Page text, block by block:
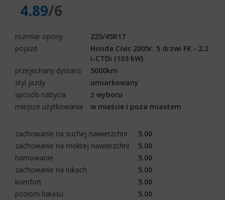
4.89/6
rozmiar opony
225/45R17
pojazd
Honda Civic 2005r. 5 drzwi FK - 2.2
i-CTDi (103 kW)
przejechany dystans
5000km
styl jazdy
umiarkowany
sposób nabycia
z wyboru
miejsce użytkowania
w mieście i poza miastem
zachowanie na suchej nawierzchni
5.00
zachowanie na mokrej nawierzchni
5.00
hamowanie
5.00
zachowanie na łukach
5.00
komfort
5.00
poziom hałasu
5.00